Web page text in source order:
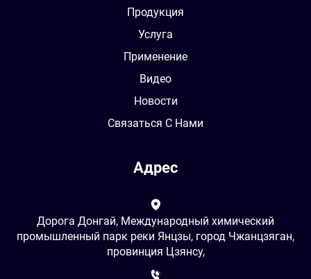
Продукция
Услуга
Применение
Видео
Новости
Связаться С Нами
Адрес
Дорога Донгай, Международный химический
промышленный парк реки Янцзы, город Чжанцзяган,
провинция Цзянсу,